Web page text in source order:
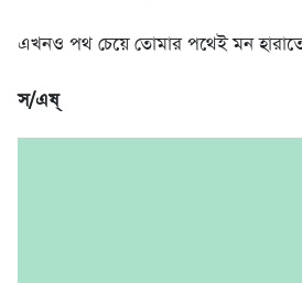
এখনও পথ চেয়ে তোমার পথেই মন হারাতে
স/এষ্